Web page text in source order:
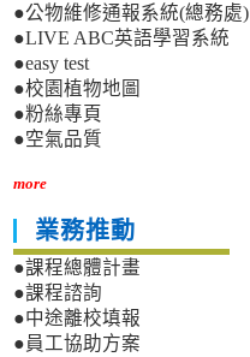
●公物維修通報系統(總務處)
●LIVE ABC英語學習系統
●easy test
●校園植物地圖
●粉絲專頁
●空氣品質
more
業務推動
●課程總體計畫
●課程諮詢
●中途離校填報
●員工協助方案